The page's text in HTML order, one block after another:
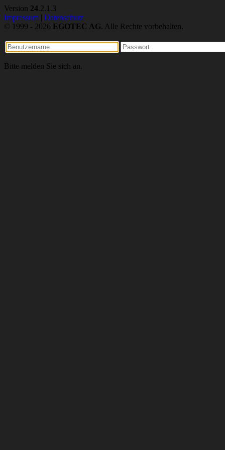
Version 24.2.1.3
Impressum | Datenschutz
© 1999 - 2026 EGOTEC AG. Alle Rechte vorbehalten.
Bitte melden Sie sich an.